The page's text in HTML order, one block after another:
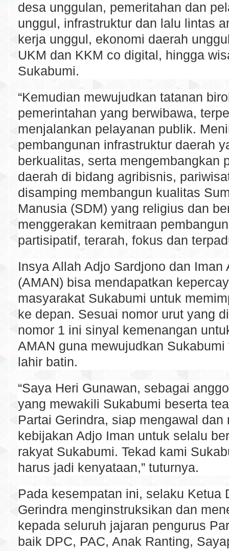
desa unggulan, pemeritahan dan
unggul, infrastruktur dan lalu lintas
kerja unggul, ekonomi daerah
UKM dan KKM co digital, hingga
Sukabumi.
“Kemudian mewujudkan tatanan
pemerintahan yang berwibawa,
menjalankan pelayanan publik.
pembangunan infrastruktur daerah
berkualitas, serta mengembangkan
daerah di bidang agribisnis,
disamping membangun kualitas
Manusia (SDM) yang religius dan
menggerakan kemitraan
partisipatif, terarah, fokus dan
Insya Allah Adjo Sardjono dan Iman
(AMAN) bisa mendapatkan
masyarakat Sukabumi untuk
ke depan. Sesuai nomor urut yang
nomor 1 ini sinyal kemenangan
AMAN guna mewujudkan
lahir batin.
“Saya Heri Gunawan, sebagai
yang mewakili Sukabumi beserta
Partai Gerindra, siap mengawal dan
kebijakan Adjo Iman untuk selalu
rakyat Sukabumi. Tekad kami
harus jadi kenyataan,” tuturnya.
Pada kesempatan ini, selaku Ketua
Gerindra menginstruksikan dan
kepada seluruh jajaran pengurus
baik DPC, PAC, Anak Ranting,